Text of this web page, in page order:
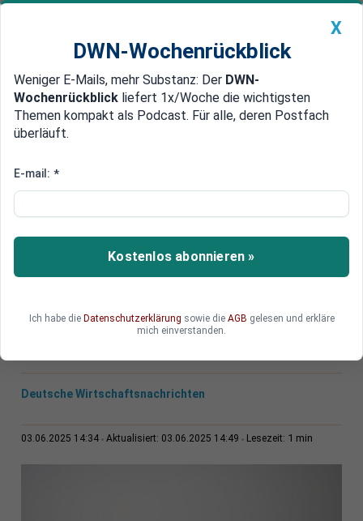
Newsticker MEIN DWN: Geldanlage Premium
Edelmetalle DWN-Magazin China
Ungenutztes Potenzial auf dem
Deutschland
Teilzeit-Weltmeister Deutschland hat noch
einmal nachgelegt: Die Teilzeit-Quote stieg im
Beschäftigte nicht voll arbeiten.
Deutsche Wirtschaftsnachrichten
03.06.2025 14:34 Aktualisiert: 03.06.2025 14:49 Lesezeit: 1 min
X
DWN-Wochenrückblick
Weniger E-Mails, mehr Substanz: Der DWN-
Wochenrückblick liefert 1x/Woche die wichtigsten
Themen kompakt als Podcast. Für alle, deren Postfach
überläuft.
E-mail: *
Kostenlos abonnieren »
Ich habe die Datenschutzerklärung sowie die AGB gelesen und erkläre
mich einverstanden.